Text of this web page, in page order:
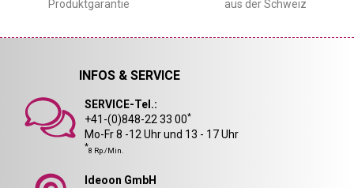
Produktgarantie
aus der Schweiz
INFOS & SERVICE
SERVICE-Tel.:
+41-(0)848-22 33 00*
Mo-Fr 8 -12 Uhr und 13 - 17 Uhr
*8 Rp./Min.
Ideoon GmbH